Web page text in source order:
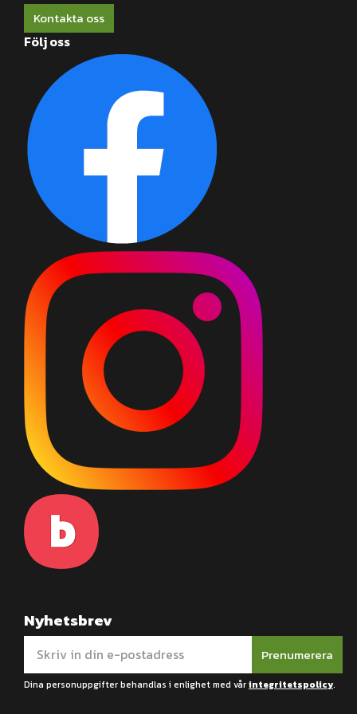
Nyhetsbrev
Prenumerera
Dina personuppgifter behandlas i enlighet med vårintegritetspolicy.
Kontakta oss
Följ oss